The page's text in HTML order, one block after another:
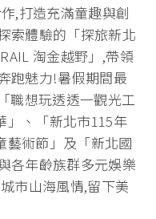
,打造充滿童趣與創
索體驗的「探旅新北
淘金越野」,帶領
跑魅力!暑假期間最
職想玩透透一觀光工
」、「新北市115年
藝術節」及「新北國
各年齡族群多元娛樂
市山海風情,留下美